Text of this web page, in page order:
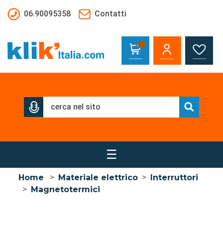
06.90095358
Contatti
☰
Home > Materiale elettrico > Interruttori
> Magnetotermici